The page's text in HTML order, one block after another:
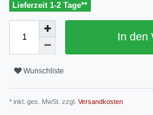
Lieferzeit 1-2 Tage**
In den
Wunschliste
* inkl. ges. MwSt. zzgl. Versandkosten